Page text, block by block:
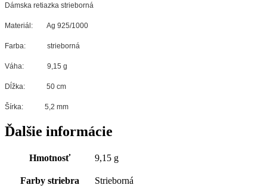
Dámska retiazka strieborná
Materiál: Ag 925/1000
Farba: strieborná
Váha: 9,15 g
Dĺžka: 50 cm
Šírka: 5,2 mm
Ďalšie informácie
Hmotnosť 9,15 g
Farby striebra Strieborná